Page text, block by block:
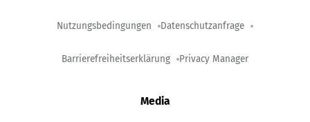
Nutzungsbedingungen Datenschutzanfrage
Barrierefreiheitserklärung Privacy Manager
Media